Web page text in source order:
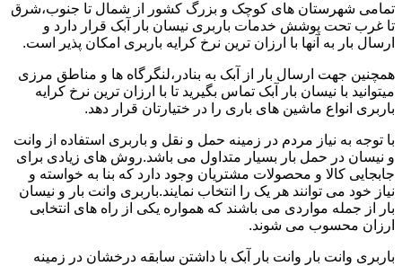
تمامی شهرستان های کوچک و بزرگ کشور از شمال تا جنوب،شرق
تا غرب تحت پوشش خدمات باربری نیسان بار آبک قرار دارد و
ارسال بار به آنها با ارزان ترین نرخ کرایه باربری امکان پذیر است.
همچنین جهت ارسال بار از آبک به بنادر،لنگرگاه ها و مناطق مرزی
میتوانید با نیسان بار آبک تماس بگیرید تا با ارزان ترین نرخ کرایه
باربری انواع ماشین های باری را در ختیارتان قرار دهد.
با توجه به نیاز مردم در زمینه حمل و نقل و باربری استفاده از وانت
و نیسان در حمل بار بسیار متداول می باشد.روش های زیادی برای
جابجایی کالا و محصولات مشتریان وجود دارد که بنا به خواسته و
نیاز خود می توانند هر یک را انتخاب نمایند.باربری وانت بار و نیسان
بار از جمله مواردی می باشند که همواره یکی از راه های انتخابی
ارزان محسوب می شوند.
باربری وانت بار وانت بار آبک با داشتن سابقه درخشان در زمینه